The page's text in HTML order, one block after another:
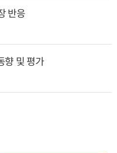
반응
향 및 평가